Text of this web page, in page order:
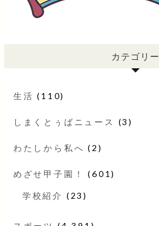
カテゴリー
生活 (110)
しまくとぅばニュース (3)
わたしから私へ (2)
めざせ甲子園！ (601)
学校紹介 (23)